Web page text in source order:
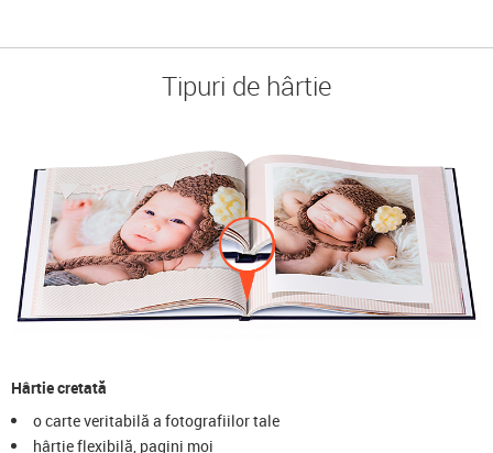
Tipuri de hârtie
Hârtie cretată
o carte veritabilă a fotografiilor tale
hârtie flexibilă, pagini moi